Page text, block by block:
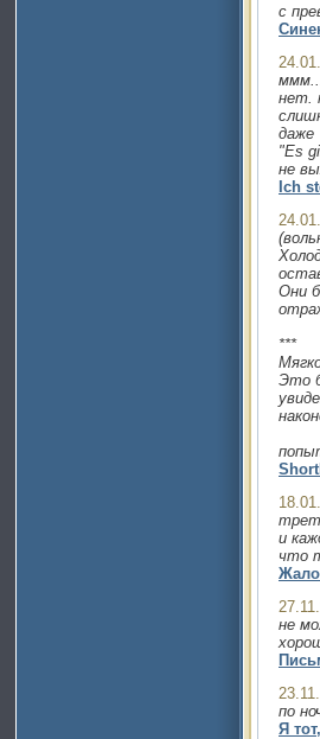
с
нет.
даже
"Es
не
Ich
Они
***
Это
и
что
не
по
Я